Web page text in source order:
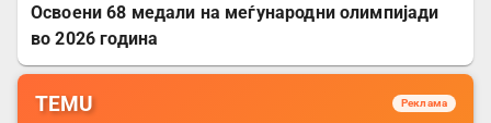
Освоени 68 медали на меѓународни олимпијади
во 2026 година
TEMU Реклама